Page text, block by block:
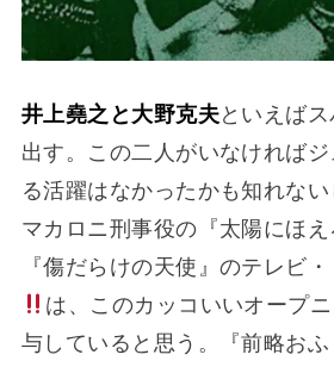
井上堯之と大野克夫といえば
出す。この二人がいなければ
る活躍はなかったかも知れな
マカロニ刑事役の『太陽にほ
『傷だらけの天使』のテレビ
は、このカッコいいオープ
与していると思う。『前略お